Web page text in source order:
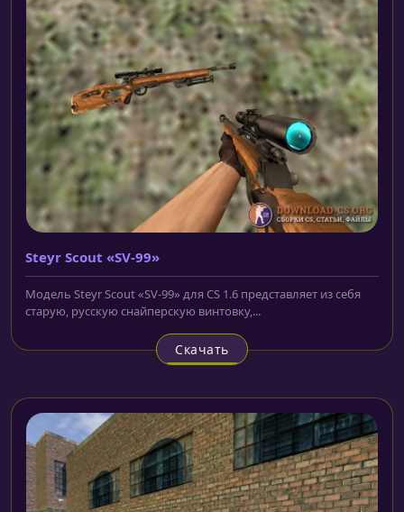
Steyr Scout «SV-99»
Модель Steyr Scout «SV-99» для CS 1.6 представляет из себя
старую, русскую снайперскую винтовку,...
Скачать